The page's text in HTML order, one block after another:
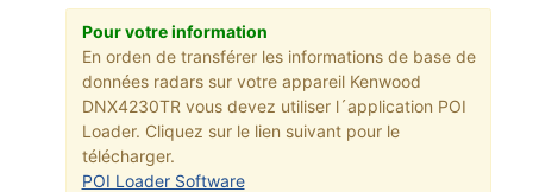
Pour votre information
En orden de transférer les informations de base de
données radars sur votre appareil Kenwood
DNX4230TR vous devez utiliser l´application POI
Loader. Cliquez sur le lien suivant pour le
télécharger.
POI Loader Software